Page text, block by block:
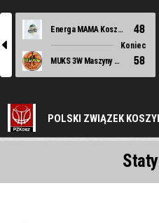
l
Energa MAMA Kosz Sierakowice 48
Koniec
MUKS 3W Maszyny Budowlane Bydgoszcz
58
POLSKI ZWIĄZEK